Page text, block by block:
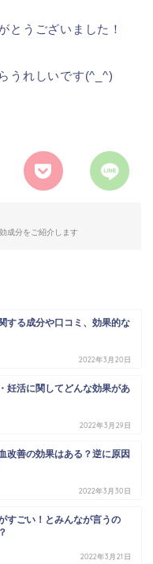
とうございました！
うれしいです(^_^)
成分をご紹介します
する成分や口コミ、効果的な
2022年3月20日
妊活に関してどんな効果があ
2022年3月29日
改善の効果はある？逆に原因
2022年3月30日
すごい！とみんなが言うの
2022年3月21日